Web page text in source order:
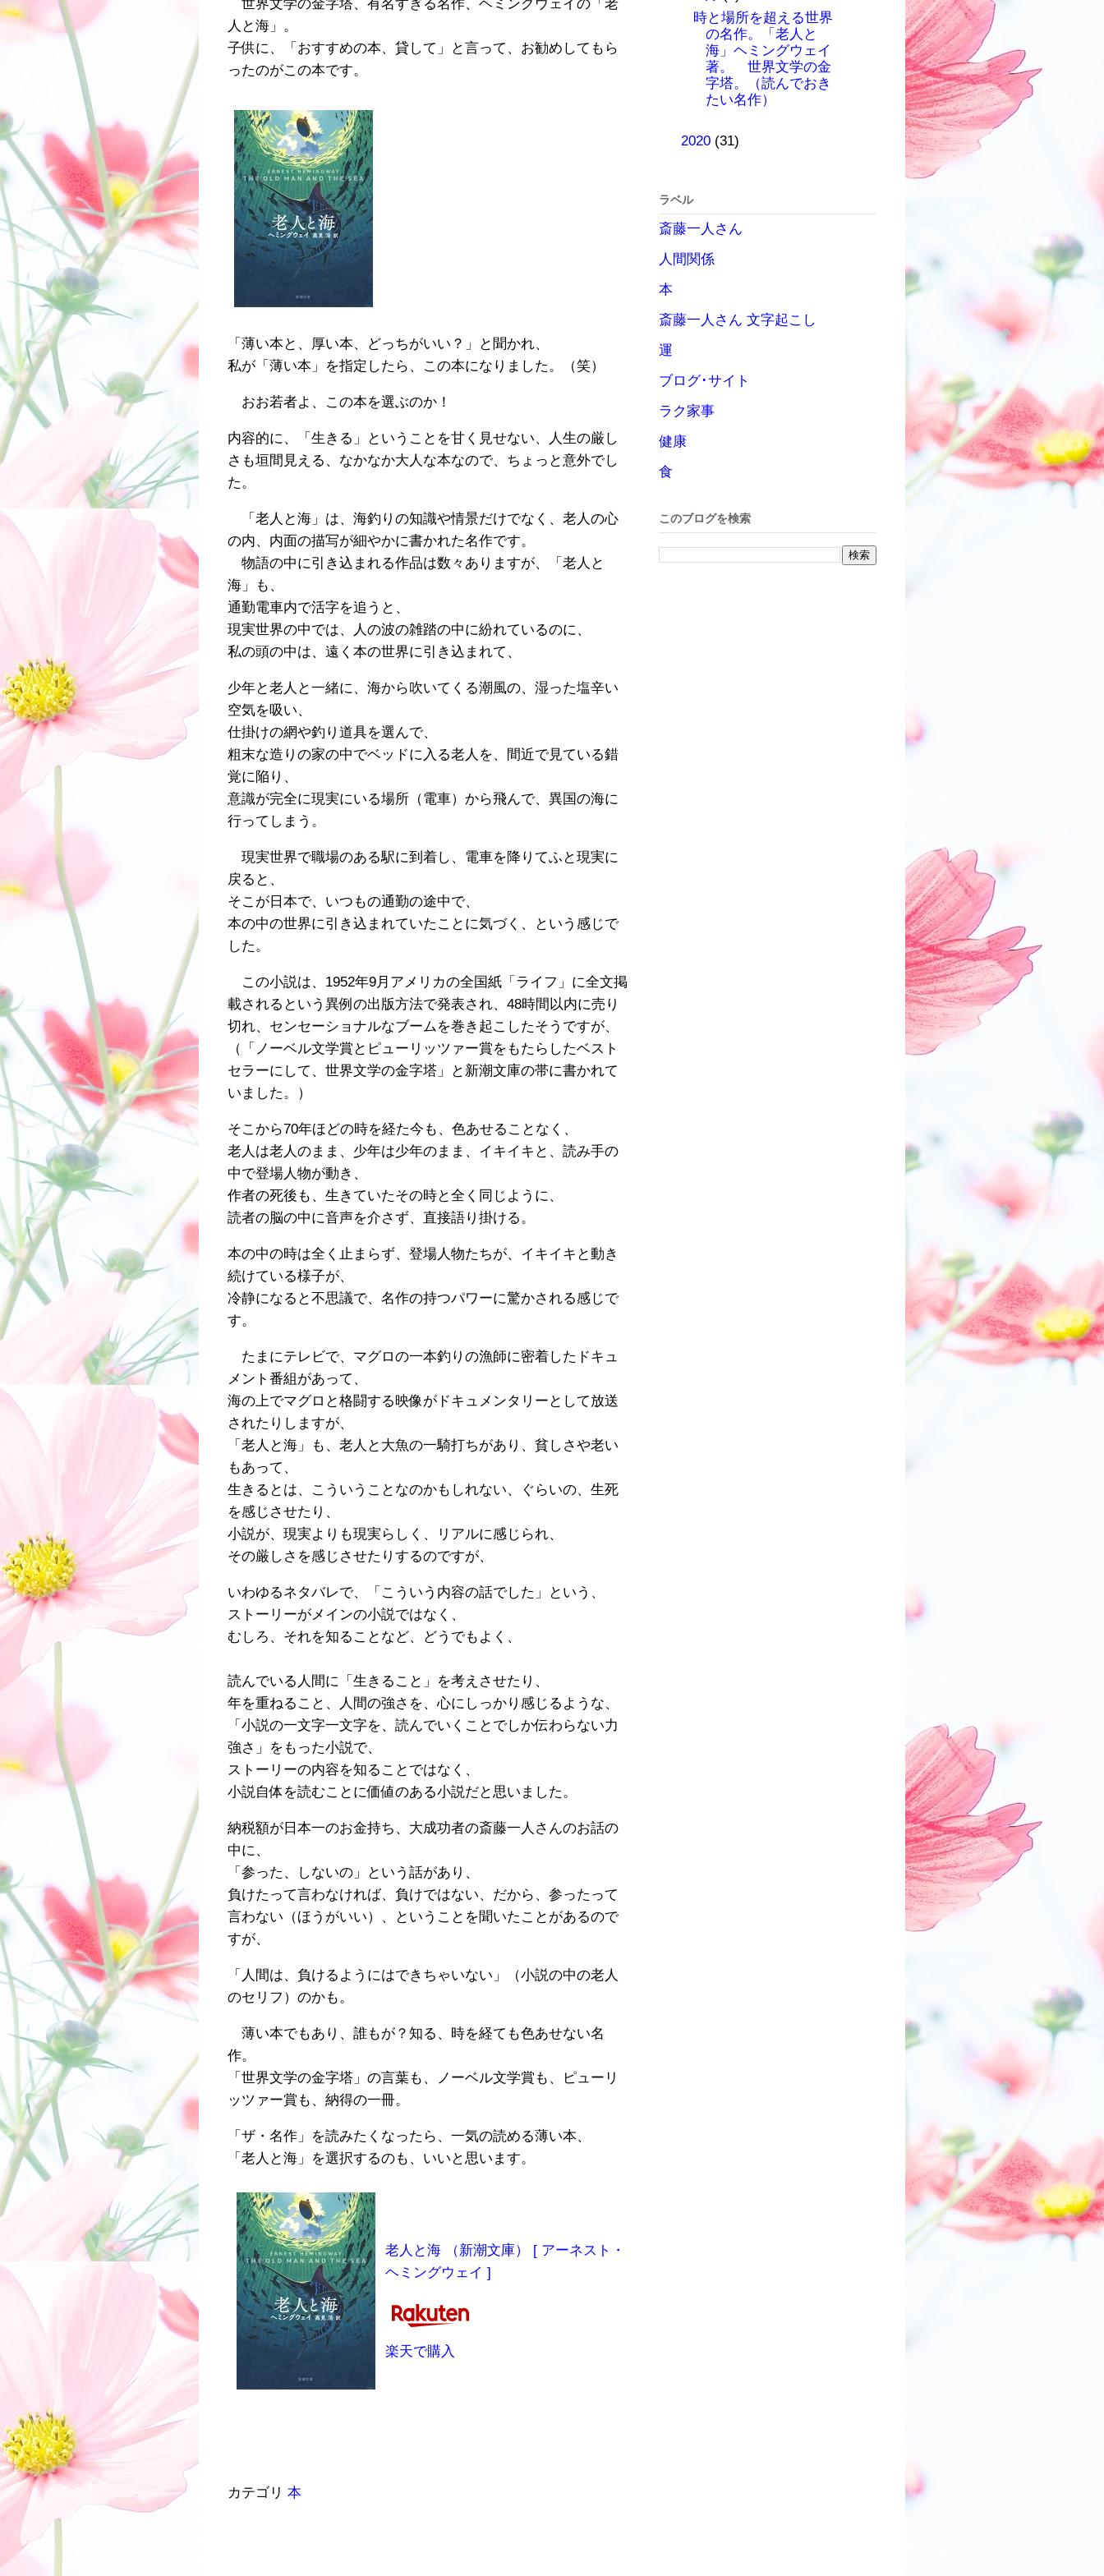
世界文学の金字塔、有名すぎる名作、ヘミングウェイの「老
人と海」。
子供に、「おすすめの本、貸して」と言って、お勧めしてもら
ったのがこの本です。
「薄い本と、厚い本、どっちがいい？」と聞かれ、
私が「薄い本」を指定したら、この本になりました。（笑）
おお若者よ、この本を選ぶのか！
内容的に、「生きる」ということを甘く見せない、人生の厳し
さも垣間見える、なかなか大人な本なので、ちょっと意外でし
た。
「老人と海」は、海釣りの知識や情景だけでなく、老人の心
の内、内面の描写が細やかに書かれた名作です。
物語の中に引き込まれる作品は数々ありますが、「老人と
海」も、
通勤電車内で活字を追うと、
現実世界の中では、人の波の雑踏の中に紛れているのに、
私の頭の中は、遠く本の世界に引き込まれて、
少年と老人と一緒に、海から吹いてくる潮風の、湿った塩辛い
空気を吸い、
仕掛けの網や釣り道具を選んで、
粗末な造りの家の中でベッドに入る老人を、間近で見ている錯
覚に陥り、
意識が完全に現実にいる場所（電車）から飛んで、異国の海に
行ってしまう。
現実世界で職場のある駅に到着し、電車を降りてふと現実に
戻ると、
そこが日本で、いつもの通勤の途中で、
本の中の世界に引き込まれていたことに気づく、という感じで
した。
この小説は、1952年9月アメリカの全国紙「ライフ」に全文掲
載されるという異例の出版方法で発表され、48時間以内に売り
切れ、センセーショナルなブームを巻き起こしたそうですが、
（「ノーベル文学賞とピューリッツァー賞をもたらしたベスト
セラーにして、世界文学の金字塔」と新潮文庫の帯に書かれて
いました。）
そこから70年ほどの時を経た今も、色あせることなく、
老人は老人のまま、少年は少年のまま、イキイキと、読み手の
中で登場人物が動き、
作者の死後も、生きていたその時と全く同じように、
読者の脳の中に音声を介さず、直接語り掛ける。
本の中の時は全く止まらず、登場人物たちが、イキイキと動き
続けている様子が、
冷静になると不思議で、名作の持つパワーに驚かされる感じで
す。
たまにテレビで、マグロの一本釣りの漁師に密着したドキュ
メント番組があって、
海の上でマグロと格闘する映像がドキュメンタリーとして放送
されたりしますが、
「老人と海」も、老人と大魚の一騎打ちがあり、貧しさや老い
もあって、
生きるとは、こういうことなのかもしれない、ぐらいの、生死
を感じさせたり、
小説が、現実よりも現実らしく、リアルに感じられ、
その厳しさを感じさせたりするのですが、
いわゆるネタバレで、「こういう内容の話でした」という、
ストーリーがメインの小説ではなく、
むしろ、それを知ることなど、どうでもよく、
読んでいる人間に「生きること」を考えさせたり、
年を重ねること、人間の強さを、心にしっかり感じるような、
「小説の一文字一文字を、読んでいくことでしか伝わらない力
強さ」をもった小説で、
ストーリーの内容を知ることではなく、
小説自体を読むことに価値のある小説だと思いました。
納税額が日本一のお金持ち、大成功者の斎藤一人さんのお話の
中に、
「参った、しないの」という話があり、
負けたって言わなければ、負けではない、だから、参ったって
言わない（ほうがいい）、ということを聞いたことがあるので
すが、
「人間は、負けるようにはできちゃいない」（小説の中の老人
のセリフ）のかも。
薄い本でもあり、誰もが？知る、時を経ても色あせない名
作。
「世界文学の金字塔」の言葉も、ノーベル文学賞も、ピューリ
ッツァー賞も、納得の一冊。
「ザ・名作」を読みたくなったら、一気の読める薄い本、
「老人と海」を選択するのも、いいと思います。
老人と海 （新潮文庫） [ アーネスト・
ヘミングウェイ ]
楽天で購入
カテゴリ 本
時と場所を超える世界
の名作。「老人と
海」ヘミングウェイ
著。 世界文学の金
字塔。（読んでおき
たい名作）
2020 (31)
ラベル
斎藤一人さん
人間関係
本
斎藤一人さん 文字起こし
運
ブログ･サイト
ラク家事
健康
食
このブログを検索